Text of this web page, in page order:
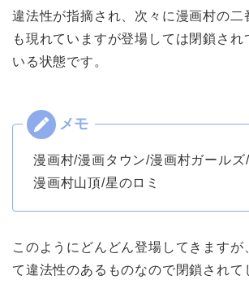
違法性が指摘され、次々に漫画村の二
も現れていますが登場しては閉鎖され
いる状態です。
漫画村/漫画タウン/漫画村ガール
漫画村山頂/星のロミ
このようにどんどん登場してきますが
て違法性のあるものなので閉鎖されて